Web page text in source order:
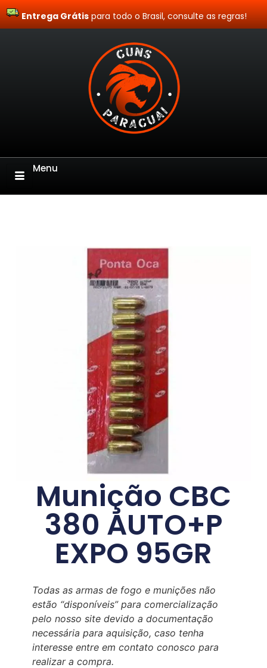
Site Blindado
Entrega Grátispara todo o Brasil, consulte as regras!
Menu
Munição CBC
380 AUTO+P
EXPO 95GR
Todas as armas de fogo e munições não
estão “disponíveis” para comercialização
pelo nosso site devido a documentação
necessária para aquisição, caso tenha
interesse entre em contato conosco para
realizar a compra.